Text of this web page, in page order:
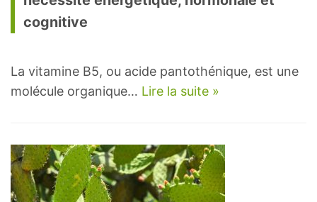
cognitive
La vitamine B5, ou acide pantothénique, est une
molécule organique… Lire la suite »